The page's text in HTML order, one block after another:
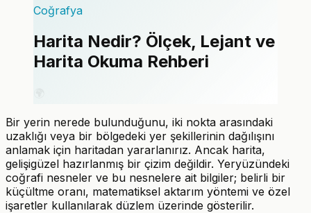
Coğrafya
Harita Nedir? Ölçek, Lejant ve
Harita Okuma Rehberi
Bir yerin nerede bulunduğunu, iki nokta arasındaki
uzaklığı veya bir bölgedeki yer şekillerinin dağılışını
anlamak için haritadan yararlanırız. Ancak harita,
gelişigüzel hazırlanmış bir çizim değildir. Yeryüzündeki
coğrafi nesneler ve bu nesnelere ait bilgiler; belirli bir
küçültme oranı, matematiksel aktarım yöntemi ve özel
işaretler kullanılarak düzlem üzerinde gösterilir.